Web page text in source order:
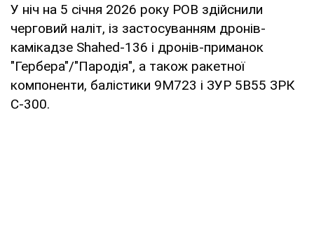
У ніч на 5 січня 2026 року РОВ здійснили
черговий наліт, із застосуванням дронів-
камікадзе Shahed-136 і дронів-приманок
"Гербера"/"Пародія", а також ракетної
компоненти, балістики 9М723 і ЗУР 5В55 ЗРК
С-300.